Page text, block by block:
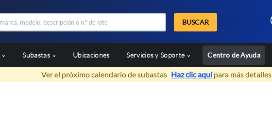
BUSCAR
Subastas Ubicaciones Servicios y Soporte Centro de Ayuda
Ver el próximo calendario de subastas Haz clic aquípara más detalles